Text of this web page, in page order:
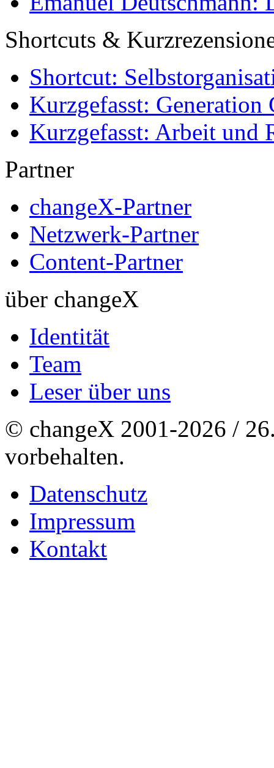
Shortcuts &
Shortcut:
Kurzgefasst: Generation
Kurzgefasst: Arbeit und
Partner
changeX-Partner
Netzwerk-Partner
Content-Partner
über changeX
Identität
Team
Leser über uns
© changeX 2001-2026 /
vorbehalten.
Datenschutz
Impressum
Kontakt